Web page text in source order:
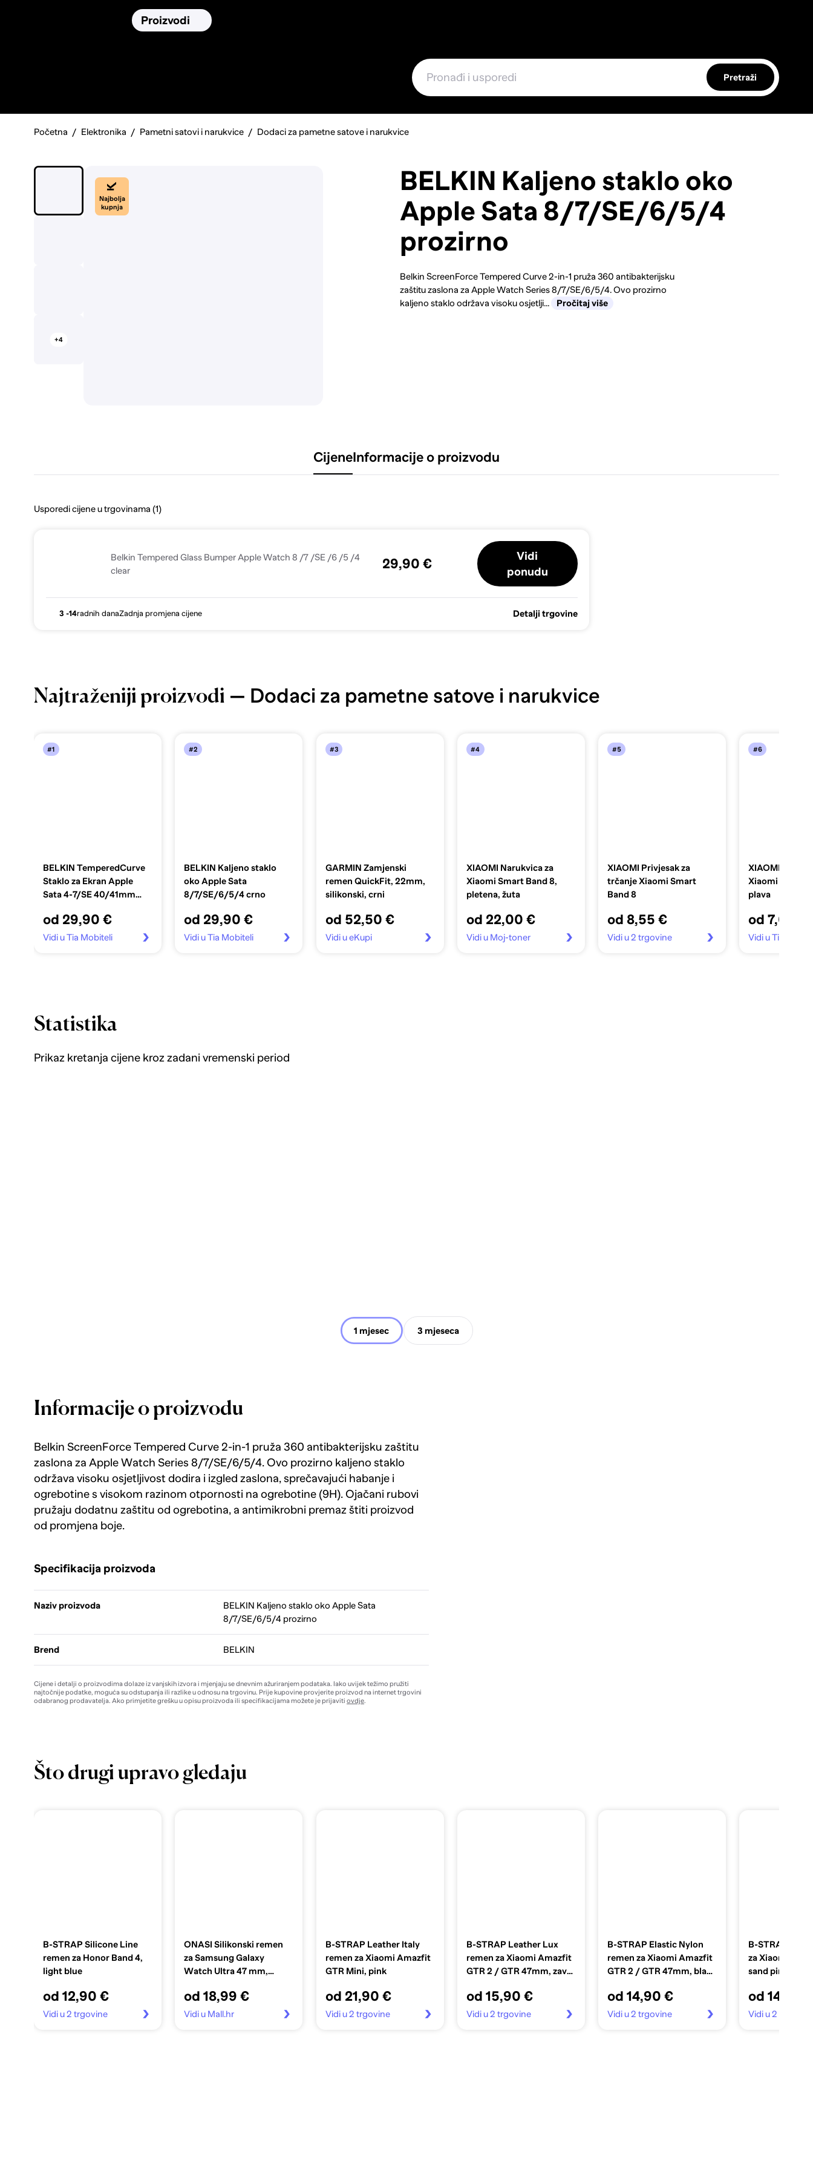
Proizvodi
Pretraži
Početna Elektronika Pametni satovi i narukvice Dodaci za pametne satove i narukvice
+4
Najbolja
kupnja
BELKIN Kaljeno staklo oko
Apple Sata 8/7/SE/6/5/4
prozirno
Belkin ScreenForce Tempered Curve 2-in-1 pruža 360 antibakterijsku
zaštitu zaslona za Apple Watch Series 8/7/SE/6/5/4. Ovo prozirno
kaljeno staklo održava visoku osjetlji...
Pročitaj više
CijeneInformacije o proizvodu
Usporedi cijene u trgovinama (1)
Belkin Tempered Glass Bumper Apple Watch 8 /7 /SE /6 /5 /4
clear
29,90 €
Vidi
ponudu
3 -14radnih danaZadnja promjena cijene Detalji trgovine
Najtraženiji proizvodi — Dodaci za pametne satove i narukvice
#1
BELKIN TemperedCurve
Staklo za Ekran Apple
Sata 4-7/SE 40/41mm
od 29,90 €
Vidi u Tia Mobiteli
#2
BELKIN Kaljeno staklo
oko Apple Sata
8/7/SE/6/5/4 crno
od 29,90 €
Vidi u Tia Mobiteli
#3
GARMIN Zamjenski
remen QuickFit, 22mm,
silikonski, crni
od 52,50 €
Vidi u eKupi
#4
XIAOMI Narukvica za
Xiaomi Smart Band 8,
pletena, žuta
od 22,00 €
Vidi u Moj-toner
#5
XIAOMI Privjesak za
trčanje Xiaomi Smart
Band 8
od 8,55 €
Vidi u 2 trgovine
#6
XIAOMI
Xiaomi Mi
plava
od 7,00 €
Vidi u Tia
Statistika
Prikaz kretanja cijene kroz zadani vremenski period
1 mjesec 3 mjeseca
Informacije o proizvodu
Belkin ScreenForce Tempered Curve 2-in-1 pruža 360 antibakterijsku zaštitu
zaslona za Apple Watch Series 8/7/SE/6/5/4. Ovo prozirno kaljeno staklo
održava visoku osjetljivost dodira i izgled zaslona, sprečavajući habanje i
ogrebotine s visokom razinom otpornosti na ogrebotine (9H). Ojačani rubovi
pružaju dodatnu zaštitu od ogrebotina, a antimikrobni premaz štiti proizvod
od promjena boje.
Specifikacija proizvoda
Naziv proizvoda
BELKIN Kaljeno staklo oko Apple Sata
8/7/SE/6/5/4 prozirno
Brend BELKIN
Cijene i detalji o proizvodima dolaze iz vanjskih izvora i mjenjaju se dnevnim ažuriranjem podataka. Iako uvijek težimo pružiti
najtočnije podatke, moguća su odstupanja ili razlike u odnosu na trgovinu. Prije kupovine provjerite proizvod na internet trgovini
odabranog prodavatelja. Ako primjetite grešku u opisu proizvoda ili specifikacijama možete je prijaviti ovdje.
Što drugi upravo gledaju
B-STRAP Silicone Line
remen za Honor Band 4,
light blue
od 12,90 €
Vidi u 2 trgovine
ONASI Silikonski remen
za Samsung Galaxy
Watch Ultra 47 mm,
od 18,99 €
Vidi u Mall.hr
B-STRAP Leather Italy
remen za Xiaomi Amazfit
GTR Mini, pink
od 21,90 €
Vidi u 2 trgovine
B-STRAP Leather Lux
remen za Xiaomi Amazfit
GTR 2 / GTR 47mm, zavy
od 15,90 €
Vidi u 2 trgovine
B-STRAP Elastic Nylon
remen za Xiaomi Amazfit
GTR 2 / GTR 47mm, black
od 14,90 €
Vidi u 2 trgovine
B-STRAP
za Xiaomi
sand pink
od 14,90
Vidi u 2 trgovine